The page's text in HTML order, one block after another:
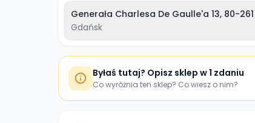
Generała Charlesa De Gaulle'a 13, 80-
Gdańsk
Byłaś tutaj? Opisz sklep w 1 zdaniu
Co wyróżnia ten sklep? Co wiesz o nim?